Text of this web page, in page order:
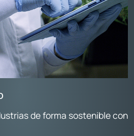
de forma sostenible con